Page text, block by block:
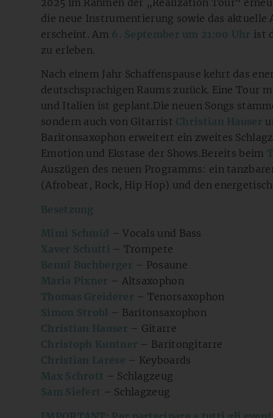
die neue Instrumentierung sowie das aktuelle
erscheint. Am 6. September um 21:00 Uhr ist
zu erleben.
Nach einem Jahr Schaffenspause kehrt das
deutschsprachigen Raums zurück. Eine Tour
und Italien ist geplant.Die neuen Songs
sondern auch von Gitarrist Christian Hauser
Baritonsaxophon erweitert ein zweites
Emotion und Ekstase der Shows.Bereits beim
Auszügen des neuen Programms: ein
(Afrobeat, Rock, Hip Hop) und den
Besetzung
Mimi Schmid – Vocals und Bass
Xaver Schutti – Trompete
Benni Buchberger – Posaune
Maria Pixner – Altsaxophon
Thomas Greiderer – Tenorsaxophon
Simon Strobl – Baritonsaxophon
Christian Hauser – Gitarre
Christoph Kuntner – Baritongitarre
Christian Larese – Keyboards
Max Schrott – Schlagzeug
Sam Siefert – Schlagzeug